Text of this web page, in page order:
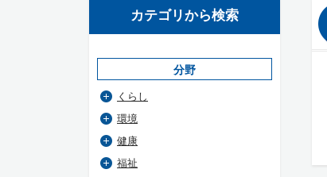
カテゴリから検索
分野
くらし
環境
健康
福祉